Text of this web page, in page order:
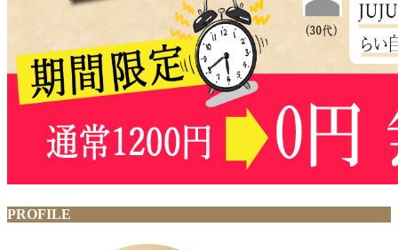
PROFILE